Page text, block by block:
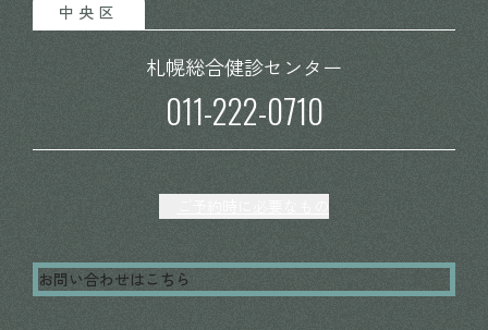
中央区
札幌総合健診センター
011-222-0710
お問い合わせはこちら